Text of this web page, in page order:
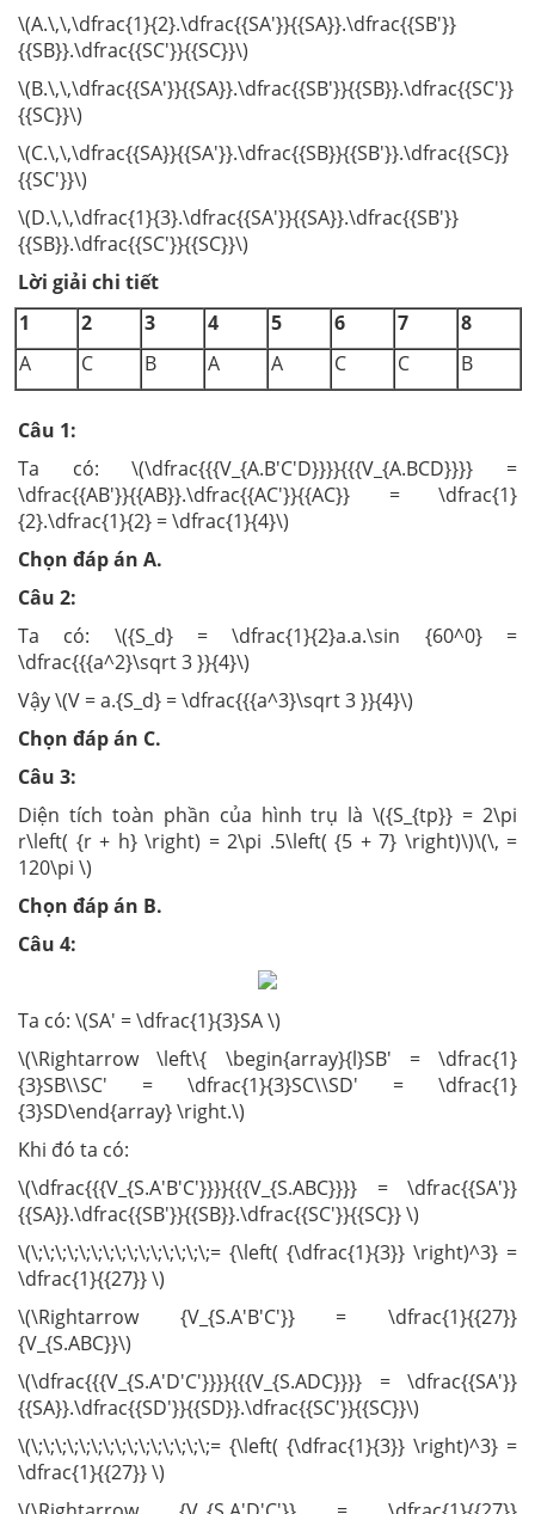
\(A.\,\,\dfrac{1}{2}.\dfrac{{SA'}}{{SA}}.\dfrac{{SB'}}
{{SB}}.\dfrac{{SC'}}{{SC}}\)
\(B.\,\,\dfrac{{SA'}}{{SA}}.\dfrac{{SB'}}{{SB}}.\dfrac{{SC'}}
{{SC}}\)
\(C.\,\,\dfrac{{SA}}{{SA'}}.\dfrac{{SB}}{{SB'}}.\dfrac{{SC}}
{{SC'}}\)
\(D.\,\,\dfrac{1}{3}.\dfrac{{SA'}}{{SA}}.\dfrac{{SB'}}
{{SB}}.\dfrac{{SC'}}{{SC}}\)
Lời giải chi tiết
1
2 3 4 5 6 7
8
A
C B A A C C B
Câu 1:
Ta có: \(\dfrac{{{V_{A.B'C'D}}}}{{{V_{A.BCD}}}} =
\dfrac{{AB'}}{{AB}}.\dfrac{{AC'}}{{AC}} = \dfrac{1}
{2}.\dfrac{1}{2} = \dfrac{1}{4}\)
Chọn đáp án A.
Câu 2:
Ta có: \({S_d} = \dfrac{1}{2}a.a.\sin {60^0} =
\dfrac{{{a^2}\sqrt 3 }}{4}\)
Vậy \(V = a.{S_d} = \dfrac{{{a^3}\sqrt 3 }}{4}\)
Chọn đáp án C.
Câu 3:
Diện tích toàn phần của hình trụ là \({S_{tp}} = 2\pi
r\left( {r + h} \right) = 2\pi .5\left( {5 + 7} \right)\)\(\, =
120\pi \)
Chọn đáp án B.
Câu 4:
Ta có: \(SA' = \dfrac{1}{3}SA \)
\(\Rightarrow \left\{ \begin{array}{l}SB' = \dfrac{1}
{3}SB\\SC' = \dfrac{1}{3}SC\\SD' = \dfrac{1}
{3}SD\end{array} \right.\)
Khi đó ta có:
\(\dfrac{{{V_{S.A'B'C'}}}}{{{V_{S.ABC}}}} = \dfrac{{SA'}}
{{SA}}.\dfrac{{SB'}}{{SB}}.\dfrac{{SC'}}{{SC}} \)
\(\;\;\;\;\;\;\;\;\;\;\;\;\;\;\;= {\left( {\dfrac{1}{3}} \right)^3} =
\dfrac{1}{{27}} \)
\(\Rightarrow {V_{S.A'B'C'}} = \dfrac{1}{{27}}
{V_{S.ABC}}\)
\(\dfrac{{{V_{S.A'D'C'}}}}{{{V_{S.ADC}}}} = \dfrac{{SA'}}
{{SA}}.\dfrac{{SD'}}{{SD}}.\dfrac{{SC'}}{{SC}}\)
\(\;\;\;\;\;\;\;\;\;\;\;\;\;\;\;= {\left( {\dfrac{1}{3}} \right)^3} =
\dfrac{1}{{27}} \)